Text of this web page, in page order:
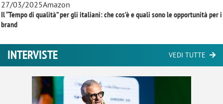
27/03/2025Amazon
Il “Tempo di qualità” per gli italiani: che cos’è e quali sono le opportunità per i
brand
INTERVISTE VEDI TUTTE